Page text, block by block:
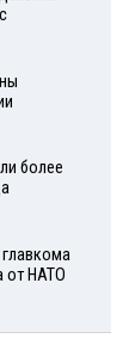
более
от НАТО